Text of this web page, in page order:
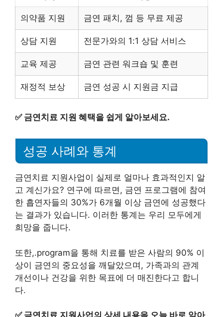
의약품 지원 금연 패치, 껌 등 무료 제공
상담 지원 전문가와의 1:1 상담 서비스
교육 제공 금연 관련 워크숍 및 훈련
재정적 보상 금연 성공 시 지원금 지급
✅ 금연치료 지원 혜택을 쉽게 알아보세요.
성공 사례와 통계
금연치료 지원사업이 실제로 얼마나 효과적인지 알
고 계신가요? 연구에 따르면, 금연 프로그램에 참여
한 흡연자들의 30%가 6개월 이상 금연에 성공했다
는 결과가 있습니다. 이러한 통계는 우리 모두에게
희망을 줍니다.
또한,.program을 통해 치료를 받은 사람의 90% 이
상이 금연의 중요성을 깨달았으며, 가족과의 관계
개선이나 건강을 위한 목표에 더 매진한다고 합니
다.
✅ 금연치료 지원사업의 상세 내용을 오늘 바로 알아